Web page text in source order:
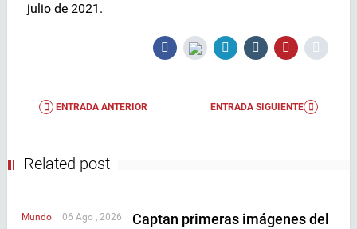
julio de 2021.
ENTRADA ANTERIOR ENTRADA SIGUIENTE
Related post
Mundo 06 Ago , 2026
Captan primeras imágenes del